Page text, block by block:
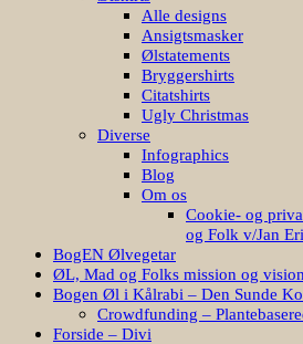
Alle designs
Ansigtsmasker
Ølstatements
Bryggershirts
Citatshirts
Ugly Christmas
Diverse
Infographics
Blog
Om os
Cookie- og
og Folk v/Jan
BogEN Ølvegetar
ØL, Mad og Folks mission og vision
Bogen Øl i Kålrabi – Den Sunde
Crowdfunding –
Forside – Divi